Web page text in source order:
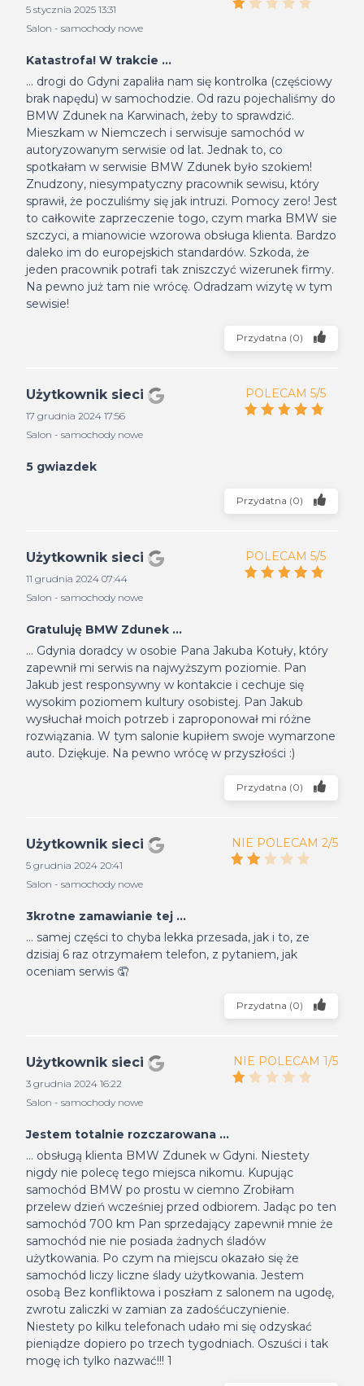
5 stycznia 2025 13:31
Salon - samochody nowe
Katastrofa! W trakcie ...
... drogi do Gdyni zapaliła nam się kontrolka (częściowy
brak napędu) w samochodzie. Od razu pojechaliśmy do
BMW Zdunek na Karwinach, żeby to sprawdzić.
Mieszkam w Niemczech i serwisuje samochód w
autoryzowanym serwisie od lat. Jednak to, co
spotkałam w serwisie BMW Zdunek było szokiem!
Znudzony, niesympatyczny pracownik sewisu, który
sprawił, że poczuliśmy się jak intruzi. Pomocy zero! Jest
to całkowite zaprzeczenie togo, czym marka BMW sie
szczyci, a mianowicie wzorowa obsługa klienta. Bardzo
daleko im do europejskich standardów. Szkoda, że
jeden pracownik potrafi tak zniszczyć wizerunek firmy.
Na pewno już tam nie wrócę. Odradzam wizytę w tym
sewisie!
Przydatna (0)
Użytkownik sieci
17 grudnia 2024 17:56
Salon - samochody nowe
POLECAM 5/5
5 gwiazdek
Przydatna (0)
Użytkownik sieci
11 grudnia 2024 07:44
Salon - samochody nowe
POLECAM 5/5
Gratuluję BMW Zdunek ...
... Gdynia doradcy w osobie Pana Jakuba Kotuły, który
zapewnił mi serwis na najwyższym poziomie. Pan
Jakub jest responsywny w kontakcie i cechuje się
wysokim poziomem kultury osobistej. Pan Jakub
wysłuchał moich potrzeb i zaproponował mi różne
rozwiązania. W tym salonie kupiłem swoje wymarzone
auto. Dziękuje. Na pewno wrócę w przyszłości :)
Przydatna (0)
Użytkownik sieci
5 grudnia 2024 20:41
Salon - samochody nowe
NIE POLECAM 2/5
3krotne zamawianie tej ...
... samej części to chyba lekka przesada, jak i to, ze
dzisiaj 6 raz otrzymałem telefon, z pytaniem, jak
oceniam serwis 🤦
Przydatna (0)
Użytkownik sieci
3 grudnia 2024 16:22
Salon - samochody nowe
NIE POLECAM 1/5
Jestem totalnie rozczarowana ...
... obsługą klienta BMW Zdunek w Gdyni. Niestety
nigdy nie polecę tego miejsca nikomu. Kupując
samochód BMW po prostu w ciemno Zrobiłam
przelew dzień wcześniej przed odbiorem. Jadąc po ten
samochód 700 km Pan sprzedający zapewnił mnie że
samochód nie nie posiada żadnych śladów
użytkowania. Po czym na miejscu okazało się że
samochód liczy liczne ślady użytkowania. Jestem
osobą Bez konfliktowa i poszłam z salonem na ugodę,
zwrotu zaliczki w zamian za zadośćuczynienie.
Niestety po kilku telefonach udało mi się odzyskać
pieniądze dopiero po trzech tygodniach. Oszuści i tak
mogę ich tylko nazwać!!! 1